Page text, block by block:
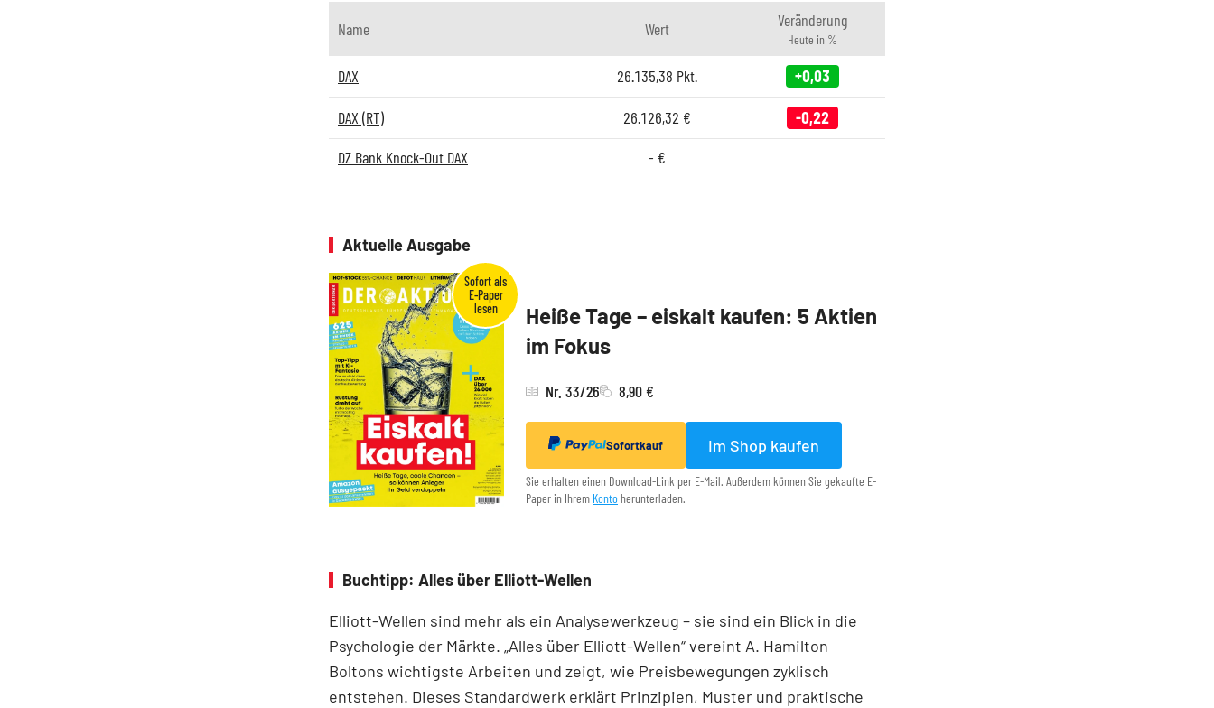
Name Wert Veränderung
Heute in %
DAX 26.135,38 Pkt. +0,03
DAX (RT) 26.126,32 €
-0,22
DZ Bank Knock-Out DAX
- €
Aktuelle Ausgabe
Heiße Tage – eiskalt kaufen: 5 Aktien
im Fokus
Nr. 33/26 8,90 €
Sofortkauf Im Shop kaufen
Sie erhalten einen Download-Link per E-Mail. Außerdem können Sie gekaufte E-
Paper in Ihrem Konto herunterladen.
Buchtipp: Alles über Elliott-Wellen
Elliott-Wellen sind mehr als ein Analysewerkzeug – sie sind ein Blick in die
Psychologie der Märkte. „Alles über Elliott-Wellen“ vereint A. Hamilton
Boltons wichtigste Arbeiten und zeigt, wie Preisbewegungen zyklisch
entstehen. Dieses Standardwerk erklärt Prinzipien, Muster und praktische